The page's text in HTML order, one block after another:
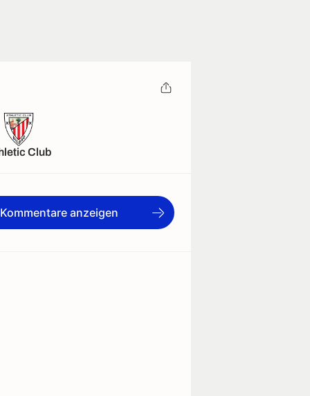
Club
anzeigen